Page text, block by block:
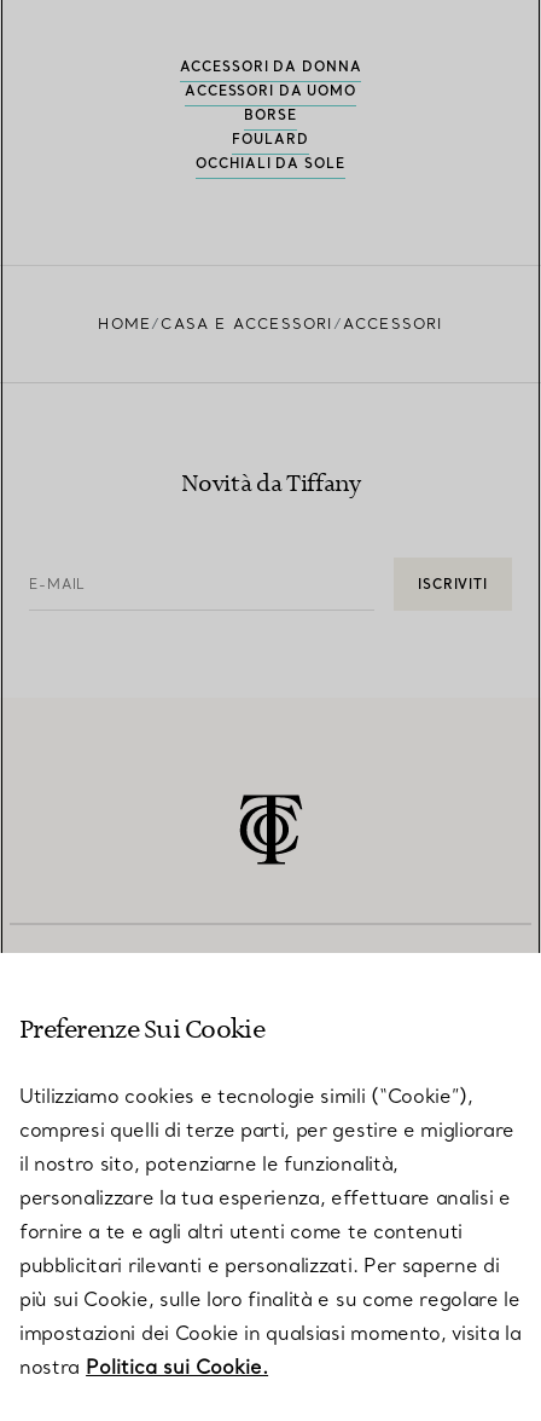
ACCESSORI DA DONNA
ACCESSORI DA UOMO
BORSE
FOULARD
OCCHIALI DA SOLE
HOME CASA E ACCESSORI ACCESSORI
Novità da Tiffany
E-MAIL ISCRIVITI
SU TIFFANY & CO.
LEGALE
SEGUICI
Preferenze Sui Cookie
Utilizziamo cookies e tecnologie simili (“Cookie”),
compresi quelli di terze parti, per gestire e migliorare
il nostro sito, potenziarne le funzionalità,
personalizzare la tua esperienza, effettuare analisi e
fornire a te e agli altri utenti come te contenuti
pubblicitari rilevanti e personalizzati. Per saperne di
più sui Cookie, sulle loro finalità e su come regolare le
impostazioni dei Cookie in qualsiasi momento, visita la
nostra Politica sui Cookie.